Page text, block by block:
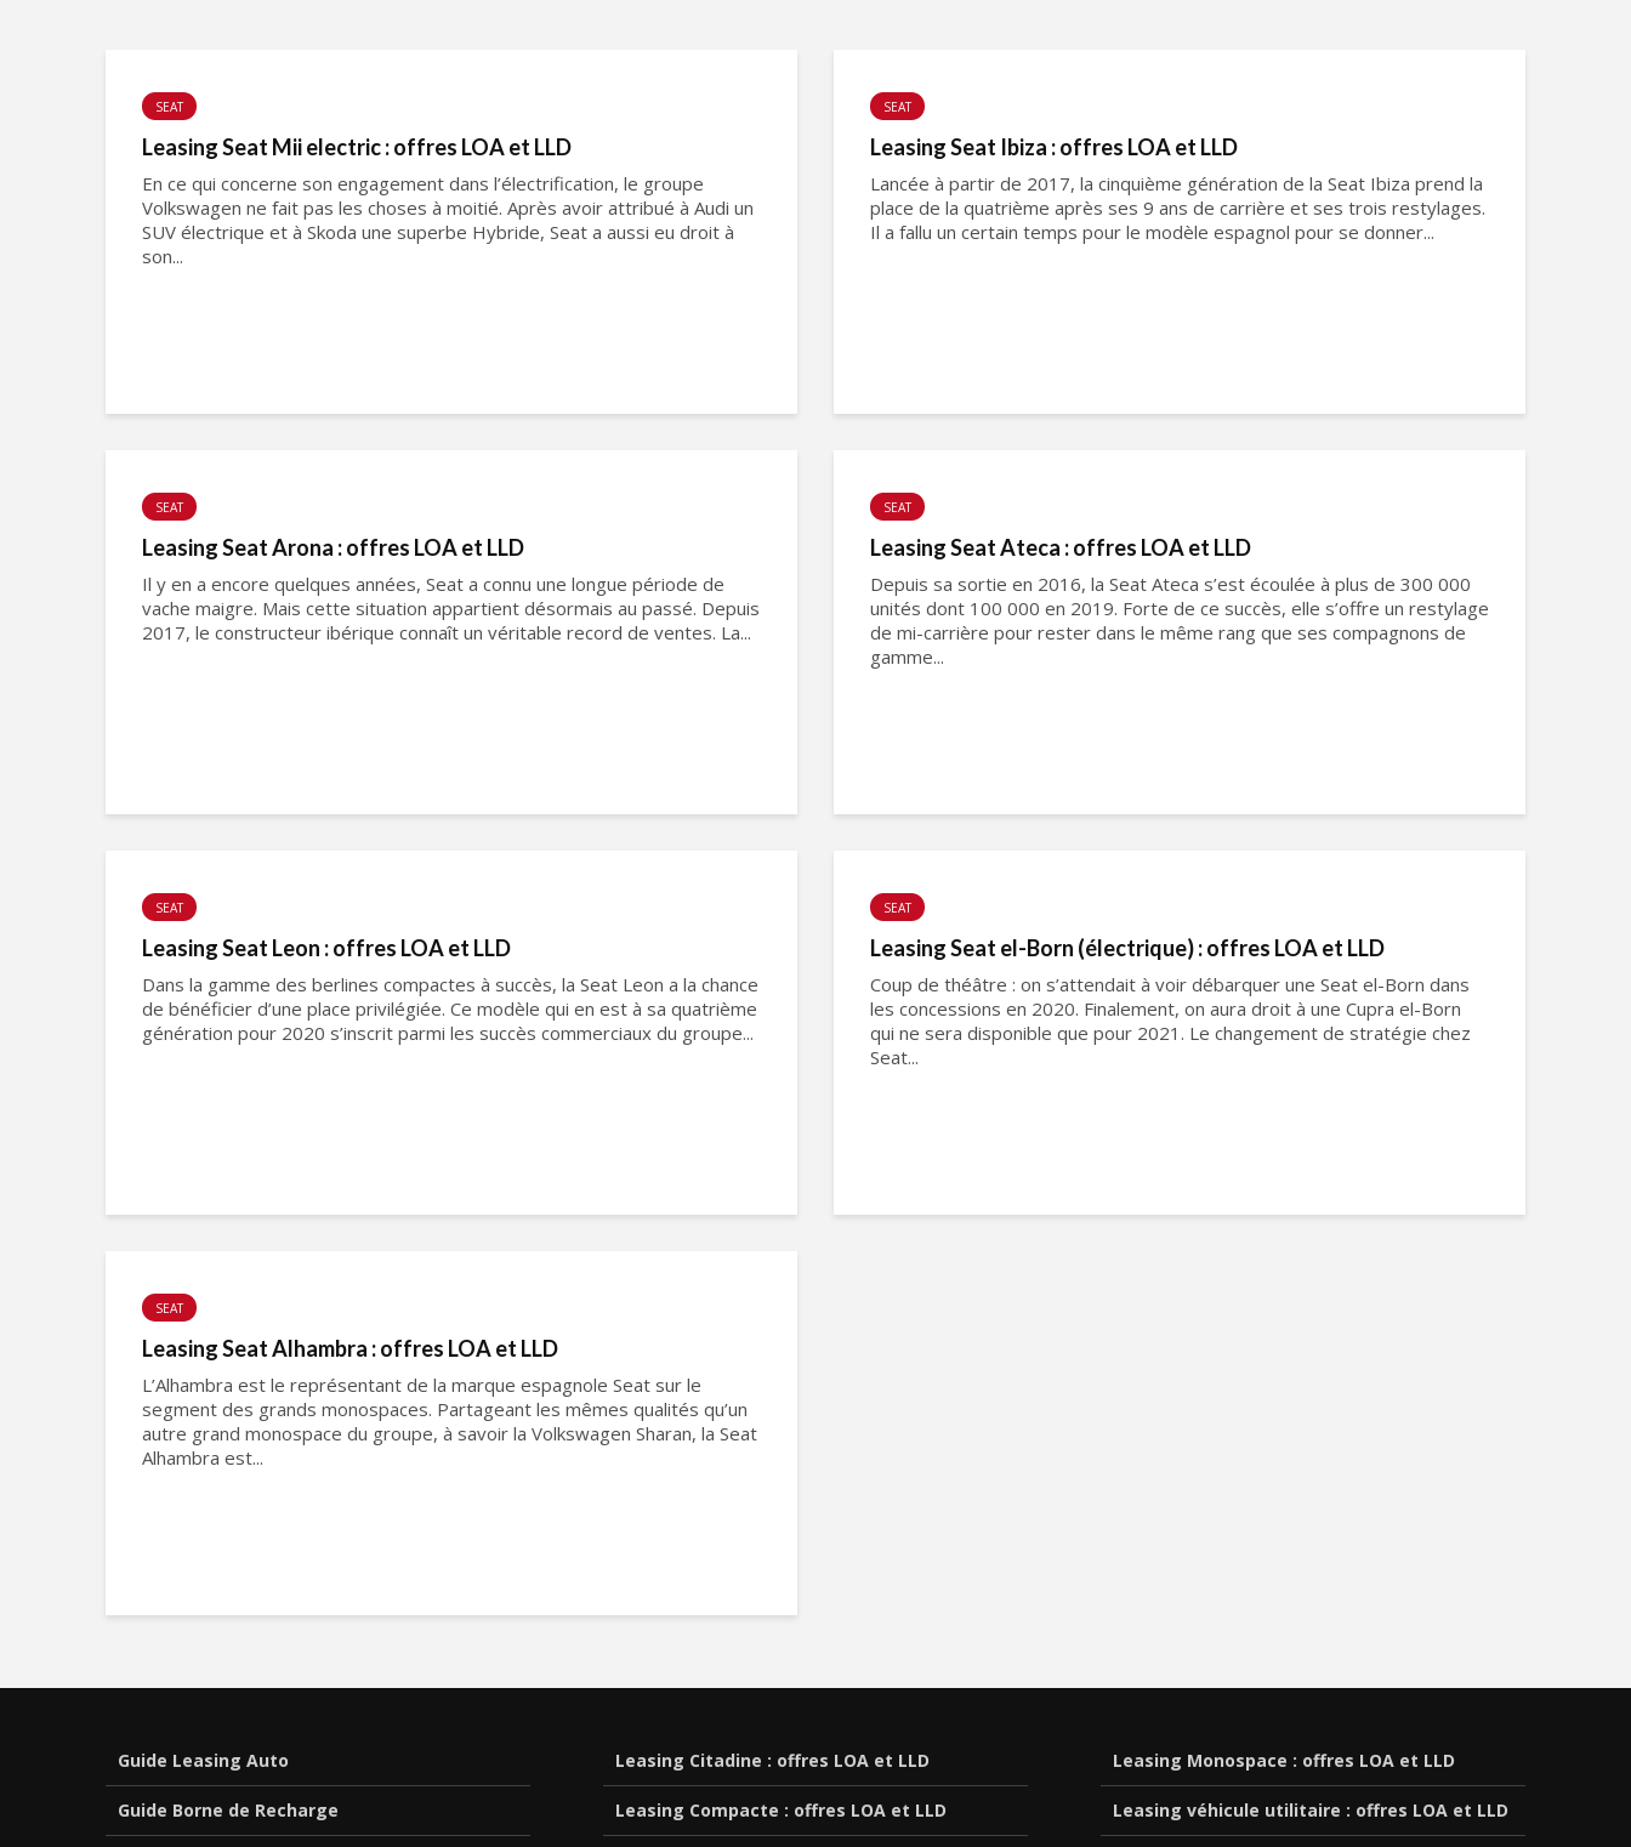
SEAT
Leasing Seat Mii electric : offres LOA et LLD
En ce qui concerne son engagement dans l’électrification, le groupe
Volkswagen ne fait pas les choses à moitié. Après avoir attribué à Audi un
SUV électrique et à Skoda une superbe Hybride, Seat a aussi eu droit à
son...
SEAT
Leasing Seat Ibiza : offres LOA et LLD
Lancée à partir de 2017, la cinquième génération de la Seat Ibiza prend la
place de la quatrième après ses 9 ans de carrière et ses trois restylages.
Il a fallu un certain temps pour le modèle espagnol pour se donner...
SEAT
Leasing Seat Arona : offres LOA et LLD
Il y en a encore quelques années, Seat a connu une longue période de
vache maigre. Mais cette situation appartient désormais au passé. Depuis
2017, le constructeur ibérique connaît un véritable record de ventes. La...
SEAT
Leasing Seat Ateca : offres LOA et LLD
Depuis sa sortie en 2016, la Seat Ateca s’est écoulée à plus de 300 000
unités dont 100 000 en 2019. Forte de ce succès, elle s’offre un restylage
de mi-carrière pour rester dans le même rang que ses compagnons de
gamme...
SEAT
Leasing Seat Leon : offres LOA et LLD
Dans la gamme des berlines compactes à succès, la Seat Leon a la chance
de bénéficier d’une place privilégiée. Ce modèle qui en est à sa quatrième
génération pour 2020 s’inscrit parmi les succès commerciaux du groupe...
SEAT
Leasing Seat el-Born (électrique) : offres LOA et LLD
Coup de théâtre : on s’attendait à voir débarquer une Seat el-Born dans
les concessions en 2020. Finalement, on aura droit à une Cupra el-Born
qui ne sera disponible que pour 2021. Le changement de stratégie chez
Seat...
SEAT
Leasing Seat Alhambra : offres LOA et LLD
L’Alhambra est le représentant de la marque espagnole Seat sur le
segment des grands monospaces. Partageant les mêmes qualités qu’un
autre grand monospace du groupe, à savoir la Volkswagen Sharan, la Seat
Alhambra est...
Guide Leasing Auto
Guide Borne de Recharge
Leasing Citadine : offres LOA et LLD
Leasing Compacte : offres LOA et LLD
Leasing Monospace : offres LOA et LLD
Leasing véhicule utilitaire : offres LOA et LLD